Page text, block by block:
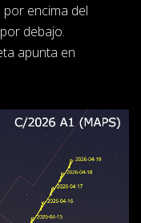
encima del
debajo.
apunta en